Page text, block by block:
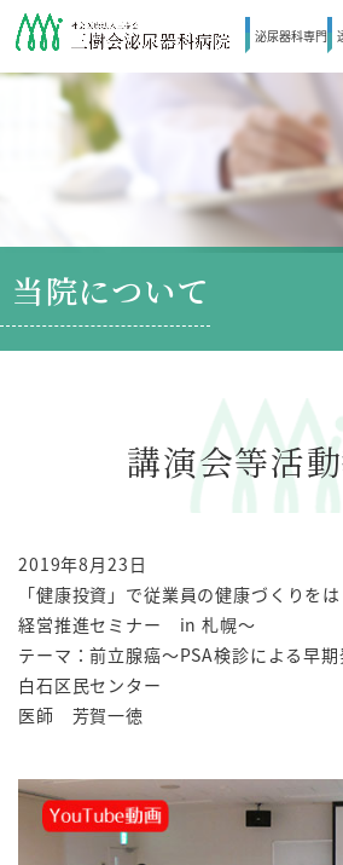
泌尿器科専門
当院について
講演会等活
2019年8月23日
「健康投資」で従業員の健康づくりを
経営推進セミナー in 札幌～
テーマ：前立腺癌～PSA検診による早
白石区民センター
医師 芳賀一徳